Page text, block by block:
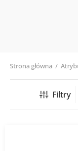
Strona główna /
Filtry